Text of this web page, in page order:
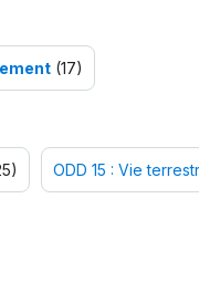
(17)
ODD 15 : Vie